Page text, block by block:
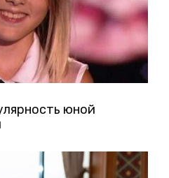
юной